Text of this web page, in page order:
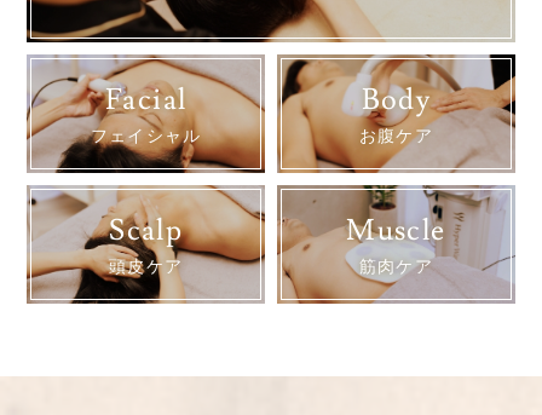
Facial
フェイシャル
Body
お腹ケア
Scalp
頭皮ケア
Muscle
筋肉ケア